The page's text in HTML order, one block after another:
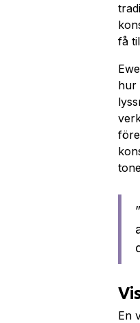
få
hur
En